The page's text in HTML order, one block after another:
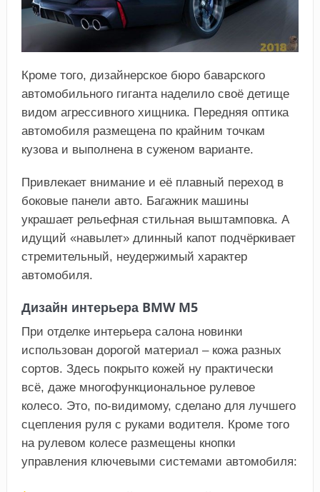
Кроме того, дизайнерское бюро баварского
автомобильного гиганта наделило своё детище
видом агрессивного хищника. Передняя оптика
автомобиля размещена по крайним точкам
кузова и выполнена в суженом варианте.
Привлекает внимание и её плавный переход в
боковые панели авто. Багажник машины
украшает рельефная стильная выштамповка. А
идущий «навылет» длинный капот подчёркивает
стремительный, неудержимый характер
автомобиля.
Дизайн интерьера BMW M5
При отделке интерьера салона новинки
использован дорогой материал – кожа разных
сортов. Здесь покрыто кожей ну практически
всё, даже многофункциональное рулевое
колесо. Это, по-видимому, сделано для лучшего
сцепления руля с руками водителя. Кроме того
на рулевом колесе размещены кнопки
управления ключевыми системами автомобиля: